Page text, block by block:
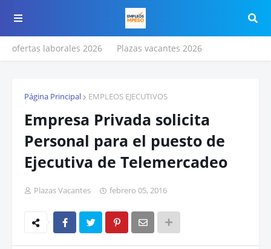
ofertas laborales 2026 Plazas vacantes 2026
Página Principal EMPLEOS EJECUTIVOS
Empresa Privada solicita
Personal para el puesto de
Ejecutiva de Telemercadeo
Plazas Vacantes febrero 05, 2016